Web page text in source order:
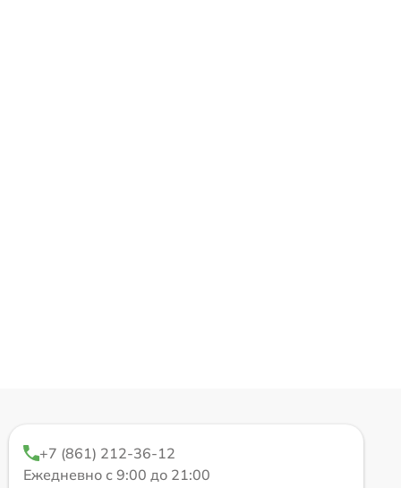
+7 (861) 212-36-12
Ежедневно с 9:00 до 21:00